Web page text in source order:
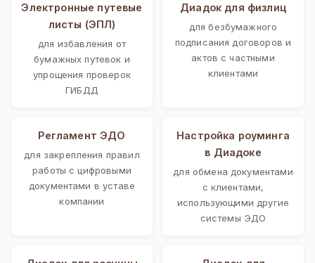
Электронные путевые
листы (ЭПЛ)
для избавления от
бумажных путевок и
упрощения проверок
ГИБДД
Диадок для физлиц
для безбумажного
подписания договоров и
актов с частными
клиентами
Регламент ЭДО
для закрепления правил
работы с цифровыми
документами в уставе
компании
Настройка роуминга
в Диадоке
для обмена документами
с клиентами,
использующими другие
системы ЭДО